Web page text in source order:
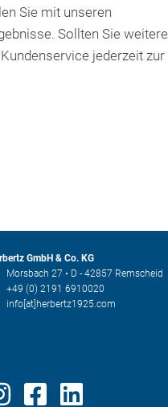
Sie mit unseren
Sollten Sie weitere
jederzeit zur
GmbH & Co. KG
Morsbach 27 • D - 42857 Remscheid
+49 (0) 2191 6910020
info[at]herbertz1925.com